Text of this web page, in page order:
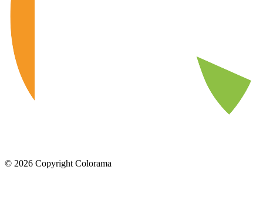
© 2026 Copyright Colorama